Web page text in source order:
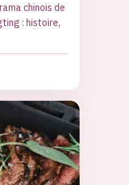
chinois de
: histoire,